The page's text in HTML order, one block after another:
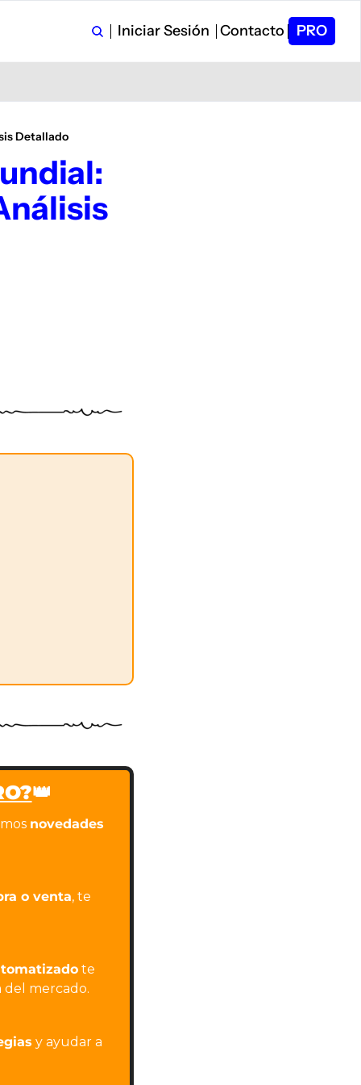
Iniciar Sesión Contacto PRO
Detallado
👑
novedades
o venta, te
te
del mercado.
y ayudar a